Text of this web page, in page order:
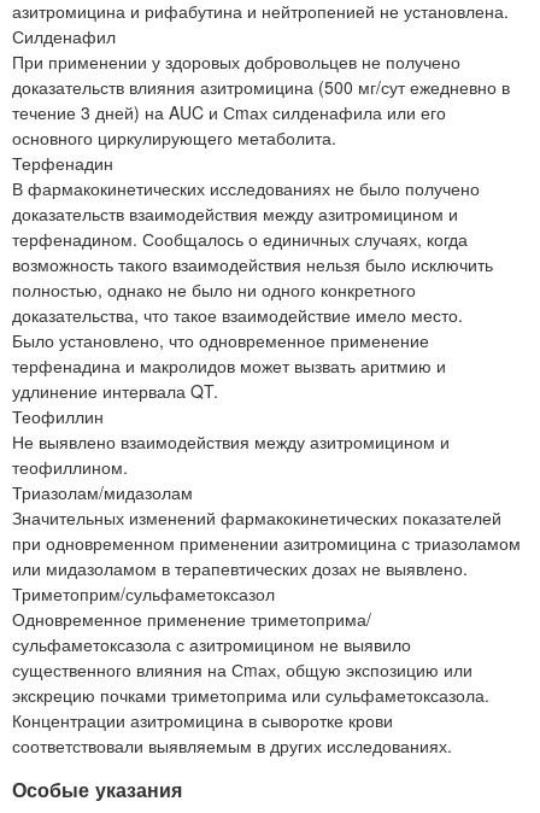
азитромицина и рифабутина и нейтропенией не установлена.
Силденафил
При применении у здоровых добровольцев не получено
доказательств влияния азитромицина (500 мг/сут ежедневно в
течение 3 дней) на AUC и Сmах силденафила или его
основного циркулирующего метаболита.
Терфенадин
В фармакокинетических исследованиях не было получено
доказательств взаимодействия между азитромицином и
терфенадином. Сообщалось о единичных случаях, когда
возможность такого взаимодействия нельзя было исключить
полностью, однако не было ни одного конкретного
доказательства, что такое взаимодействие имело место.
Было установлено, что одновременное применение
терфенадина и макролидов может вызвать аритмию и
удлинение интервала QT.
Теофиллин
Не выявлено взаимодействия между азитромицином и
теофиллином.
Триазолам/мидазолам
Значительных изменений фармакокинетических показателей
при одновременном применении азитромицина с триазоламом
или мидазоламом в терапевтических дозах не выявлено.
Триметоприм/сульфаметоксазол
Одновременное применение триметоприма/
сульфаметоксазола с азитромицином не выявило
существенного влияния на Сmах, общую экспозицию или
экскрецию почками триметоприма или сульфаметоксазола.
Концентрации азитромицина в сыворотке крови
соответствовали выявляемым в других исследованиях.
Особые указания